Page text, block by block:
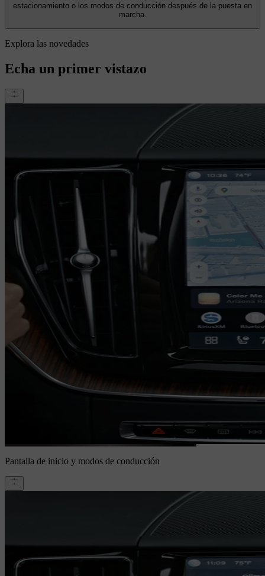
estacionamiento o los modos de conducción después de la puesta en
marcha.
Explora las novedades
Echa un primer vistazo
Pantalla de inicio y modos de conducción